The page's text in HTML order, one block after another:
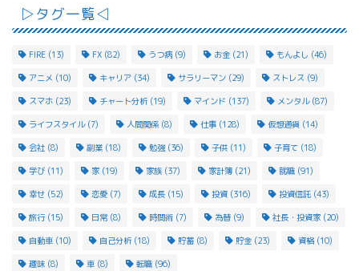
▷タグ一覧◁
FIRE (13) FX (82) うつ病 (9) お金 (21) もんよし (46)
アニメ (10) キャリア (34) サラリーマン (29) ストレス (9)
スマホ (23) チャート分析 (19) マインド (137) メンタル(87)
ライフスタイル(7) 人間関係 (8) 仕事 (128) 仮想通貨 (14)
会社 (8) 副業 (18) 勉強(36) 子供 (11) 子育て (18)
学び (11) 家 (19) 家族 (37) 家計簿 (21) 就職 (91)
幸せ (52) 恋愛 (7) 成長 (15) 投資 (316) 投資信託 (43)
旅行(15) 日常(8) 時間術 (7) 為替 (9) 社長・投資家 (20)
自動車 (10) 自己分析 (18) 貯蓄 (8) 貯金 (23) 資格(10)
趣味 (8) 車 (8) 転職 (96)